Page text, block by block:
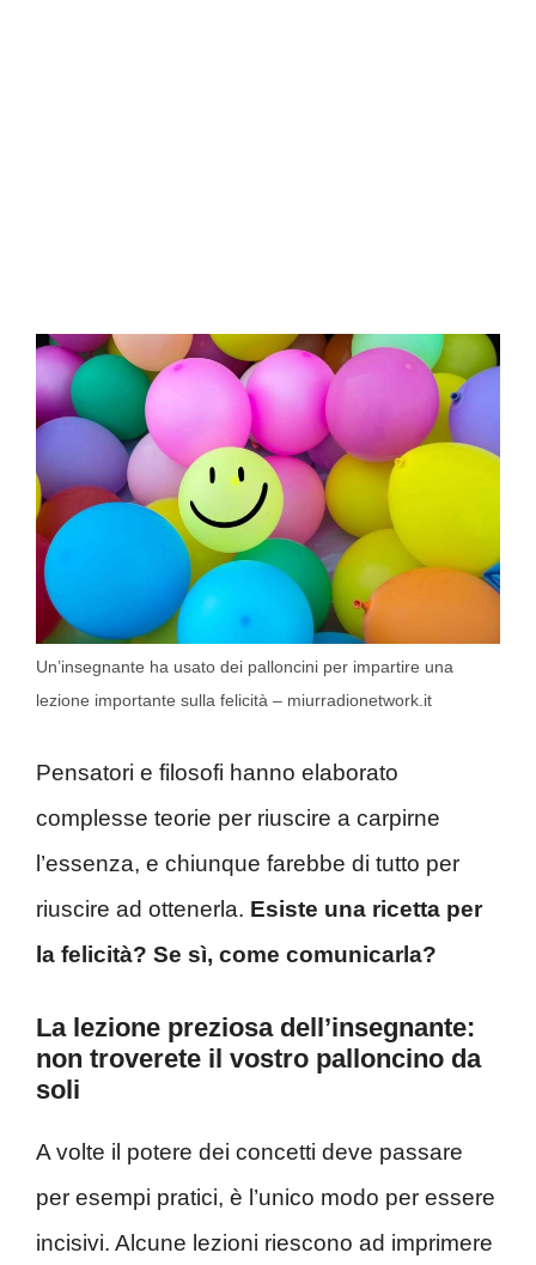
Un’insegnante ha usato dei palloncini per impartire una
lezione importante sulla felicità – miurradionetwork.it
Pensatori e filosofi hanno elaborato
complesse teorie per riuscire a carpirne
l’essenza, e chiunque farebbe di tutto per
riuscire ad ottenerla. Esiste una ricetta per
la felicità? Se sì, come comunicarla?
La lezione preziosa dell’insegnante:
non troverete il vostro palloncino da
soli
A volte il potere dei concetti deve passare
per esempi pratici, è l’unico modo per essere
incisivi. Alcune lezioni riescono ad imprimere